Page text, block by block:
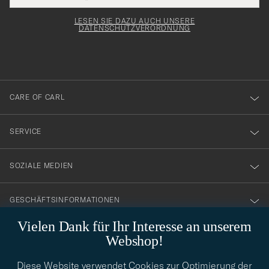
Vielen Dank für Ihr Interesse an unserem
Webshop!
Diese Website verwendet Cookies zur Optimierung der
Adresse
för
dig
till
vårt
nyhetsbrev!
LESEN SIE DAZU AUCH UNSERE
DATENSCHUTZVERORDNUNG
CARE OF CARL
SERVICE
SOZIALE MEDIEN
GESCHÄFTSINFORMATIONEN